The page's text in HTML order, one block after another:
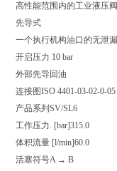
高性能范围内的工业液压
先导式
一个执行机构油口的无泄
开启压力 10 bar
外部先导回油
连接图ISO 4401-03-02-0-
产品系列 SV/SL6
工作压力. [bar]315.0
体积流量 [l/min]60.0
活塞符号A → B